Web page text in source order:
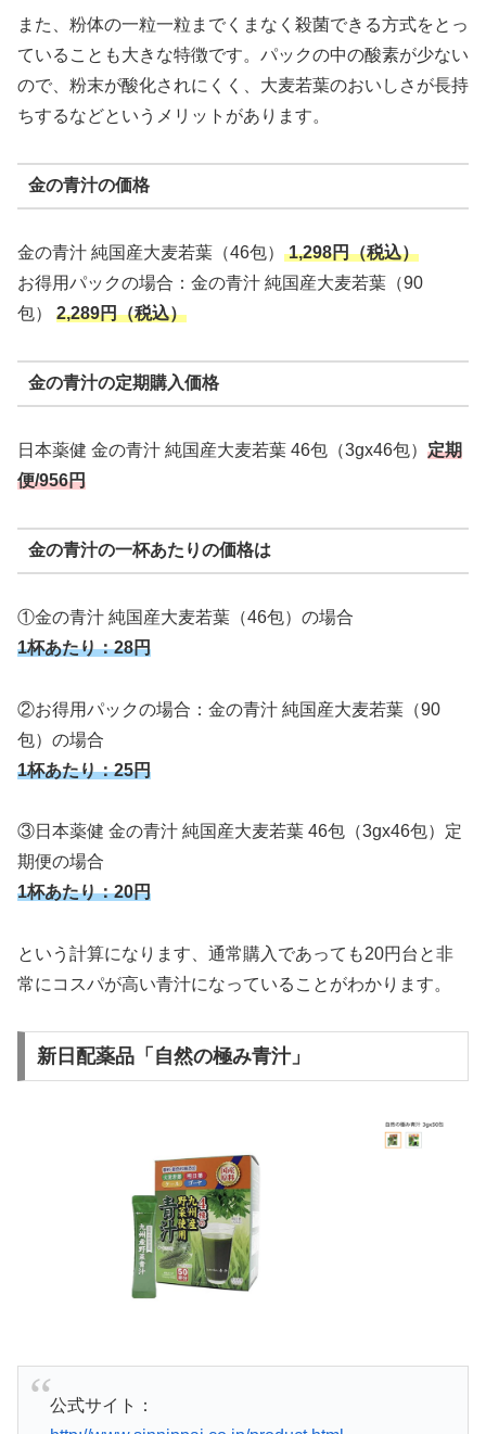
また、粉体の一粒一粒までくまなく殺菌できる方式をとっ
ていることも大きな特徴です。パックの中の酸素が少ない
ので、粉末が酸化されにくく、大麦若葉のおいしさが長持
ちするなどというメリットがあります。
金の青汁の価格
金の青汁 純国産大麦若葉（46包） 1,298円（税込）
お得用パックの場合：金の青汁 純国産大麦若葉（90
包） 2,289円（税込）
金の青汁の定期購入価格
日本薬健 金の青汁 純国産大麦若葉 46包（3gx46包） 定期
便/956円
金の青汁の一杯あたりの価格は
①金の青汁 純国産大麦若葉（46包）の場合
1杯あたり：28円
②お得用パックの場合：金の青汁 純国産大麦若葉（90
包）の場合
1杯あたり：25円
③日本薬健 金の青汁 純国産大麦若葉 46包（3gx46包）定
期便の場合
1杯あたり：20円
という計算になります、通常購入であっても20円台と非
常にコスパが高い青汁になっていることがわかります。
新日配薬品「自然の極み青汁」
公式サイト：